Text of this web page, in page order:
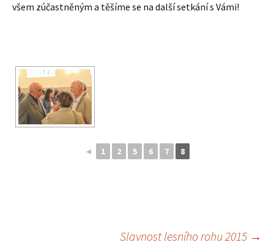
všem zúčastněným a těšíme se na další setkání s Vámi!
◄ 1 2 5 6 7 8
Slavnost lesního rohu 2015 →